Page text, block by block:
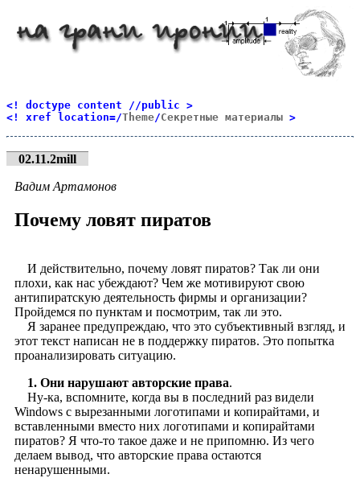
<! doctype content //public >
<! xref location=/Theme/Секретные материалы >
02.11.2mill
Вадим Артамонов
Почему ловят пиратов
И действительно, почему ловят пиратов? Так ли они
плохи, как нас убеждают? Чем же мотивируют свою
антипиратскую деятельность фирмы и организации?
Пройдемся по пунктам и посмотрим, так ли это.
Я заранее предупреждаю, что это субъективный взгляд, и
этот текст написан не в поддержку пиратов. Это попытка
проанализировать ситуацию.
1. Они нарушают авторские права.
Ну-ка, вспомните, когда вы в последний раз видели
Windows с вырезанными логотипами и копирайтами, и
вставленными вместо них логотипами и копирайтами
пиратов? Я что-то такое даже и не припомню. Из чего
делаем вывод, что авторские права остаются
ненарушенными.